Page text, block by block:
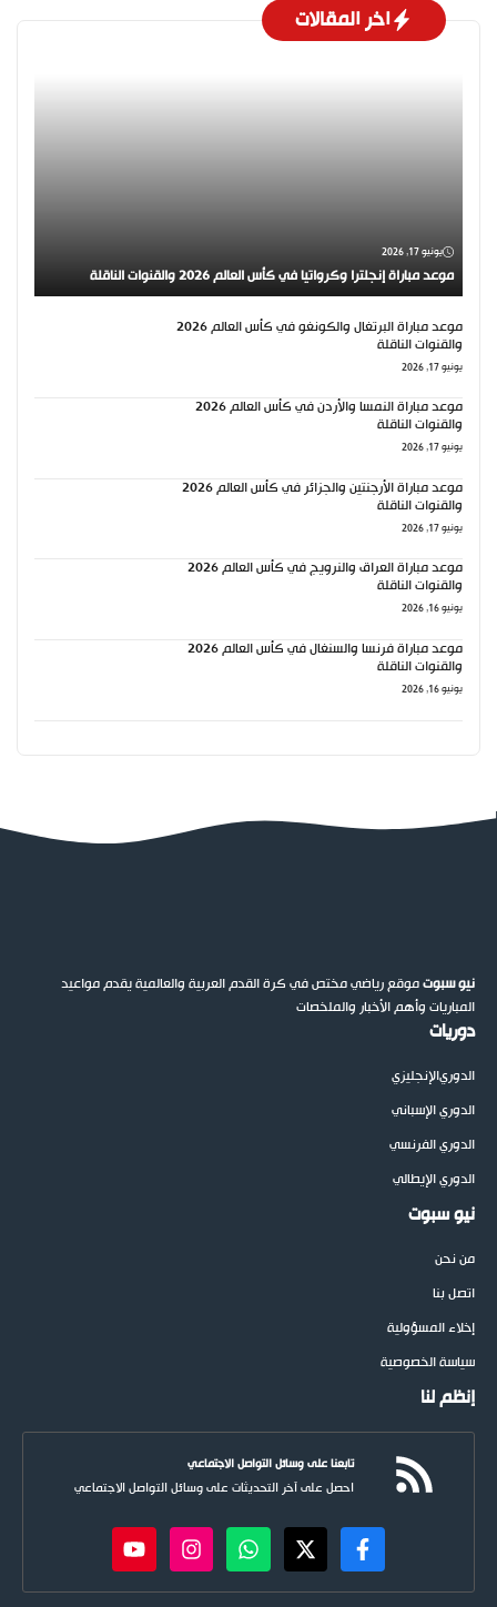
اخر المقالات
يونيو 17, 2026
موعد مباراة إنجلترا وكرواتيا في كأس العالم 2026 والقنوات الناقلة
موعد مباراة البرتغال والكونغو في كأس العالم 2026
والقنوات الناقلة
يونيو 17, 2026
موعد مباراة النمسا والأردن في كأس العالم 2026
والقنوات الناقلة
يونيو 17, 2026
موعد مباراة الأرجنتين والجزائر في كأس العالم 2026
والقنوات الناقلة
يونيو 17, 2026
موعد مباراة العراق والنرويج في كأس العالم 2026
والقنوات الناقلة
يونيو 16, 2026
موعد مباراة فرنسا والسنغال في كأس العالم 2026
والقنوات الناقلة
يونيو 16, 2026
نيو سبوتموقع رياضي مختص في كرة القدم العربية والعالمية يقدم مواعيد
المباريات وأهم الأخبار والملخصات
دوريات
الدوريالإنجليزي
الدوري الإسباني
الدوري الفرنسي
الدوري الإيطالي
نيو سبوت
من نحن
اتصل بنا
إخلاء المسؤولية
سياسة الخصوصية
إنظم لنا
تابعنا على وسائل التواصل الاجتماعي
احصل على آخر التحديثات على وسائل التواصل الاجتماعي